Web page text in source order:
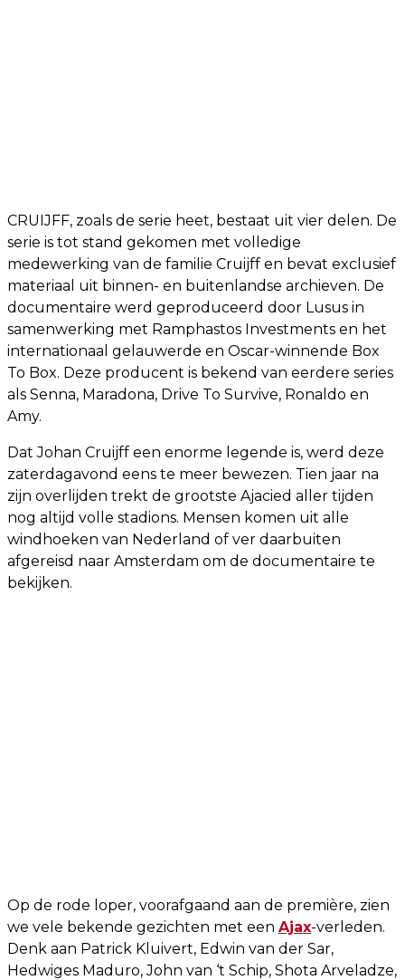
CRUIJFF, zoals de serie heet, bestaat uit vier delen. De
serie is tot stand gekomen met volledige
medewerking van de familie Cruijff en bevat exclusief
materiaal uit binnen- en buitenlandse archieven. De
documentaire werd geproduceerd door Lusus in
samenwerking met Ramphastos Investments en het
internationaal gelauwerde en Oscar-winnende Box
To Box. Deze producent is bekend van eerdere series
als Senna, Maradona, Drive To Survive, Ronaldo en
Amy.
Dat Johan Cruijff een enorme legende is, werd deze
zaterdagavond eens te meer bewezen. Tien jaar na
zijn overlijden trekt de grootste Ajacied aller tijden
nog altijd volle stadions. Mensen komen uit alle
windhoeken van Nederland of ver daarbuiten
afgereisd naar Amsterdam om de documentaire te
bekijken.
Op de rode loper, voorafgaand aan de première, zien
we vele bekende gezichten met een Ajax-verleden.
Denk aan Patrick Kluivert, Edwin van der Sar,
Hedwiges Maduro, John van ‘t Schip, Shota Arveladze,